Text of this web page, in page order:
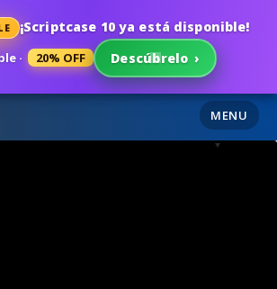
¡Scriptcase 10 ya está disponible!
· 20% OFF Descúbrelo ›
MENU